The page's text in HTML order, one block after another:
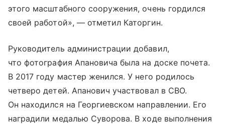
этого масштабного сооружения, очень гордился
своей работой», — отметил Каторгин.
Руководитель администрации добавил,
что фотография Апановича была на доске почета.
В 2017 году мастер женился. У него родилось
четверо детей. Апанович участвовал в СВО.
Он находился на Георгиевском направлении. Его
наградили медалью Суворова. В ходе выполнения